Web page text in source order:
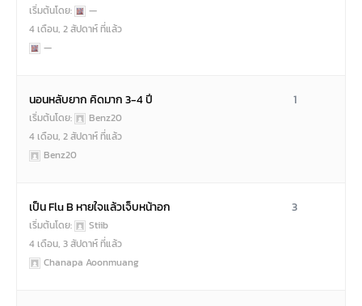
เริ่มต้นโดย: —
4 เดือน, 2 สัปดาห์ ที่แล้ว
—
นอนหลับยาก คิดมาก 3-4 ปี
เริ่มต้นโดย: Benz20
1
4 เดือน, 2 สัปดาห์ ที่แล้ว
Benz20
เป็น Flu B หายใจแล้วเจ็บหน้าอก
เริ่มต้นโดย: Stiib
3
4 เดือน, 3 สัปดาห์ ที่แล้ว
Chanapa Aoonmuang